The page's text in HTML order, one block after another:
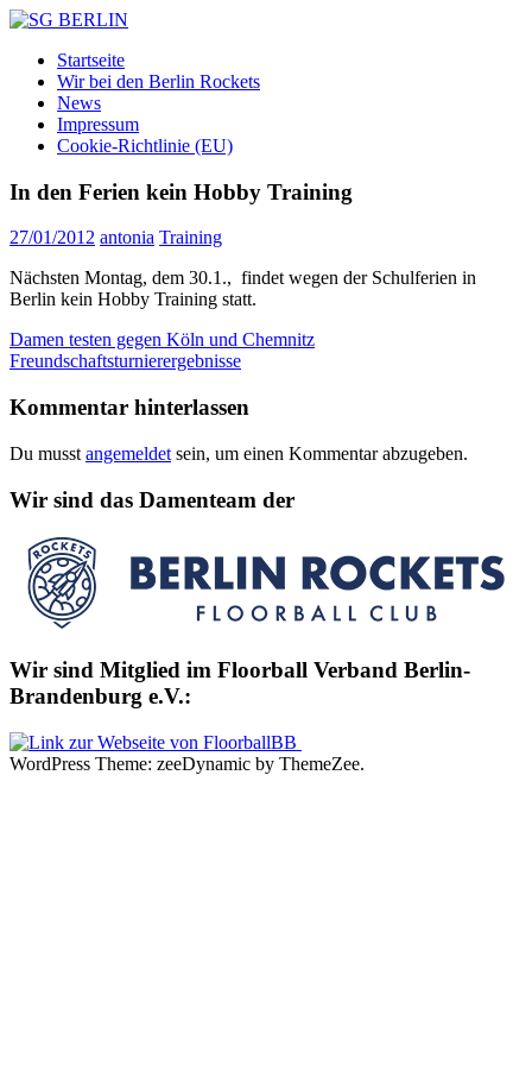
Zum
springen
BERLIN
DAMEN
FLOORBALL
TEAM
Startseite
Wir bei den Berlin Rockets
News
Impressum
Cookie-Richtlinie (EU)
In den Ferien kein Hobby Training
27/01/2012 antonia Training
Nächsten Montag, dem 30.1., findet wegen der Schulferien in
Berlin kein Hobby Training statt.
Beitragsnavigation
Vorheriger
Beitrag:
Damen testen gegen Köln und Chemnitz
Nächster
Freundschaftsturnierergebnisse
Kommentar hinterlassen
Du musst angemeldet sein, um einen Kommentar abzugeben.
Wir sind das Damenteam der
Wir sind Mitglied im Floorball Verband Berlin-
Brandenburg e.V.:
WordPress Theme: zeeDynamic by ThemeZee.